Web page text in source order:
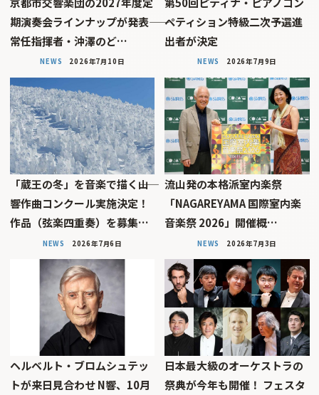
期演奏会ラインナップが発表――
常任指揮者・沖澤のど…
NEWS 2026年7月10日
ペティション特級二次予選進
出者が決定
NEWS 2026年7月9日
「蔵王の冬」を音楽で描く――山
響作曲コンクール実施決定！
作品（弦楽四重奏）を募集…
NEWS 2026年7月6日
流山発の本格派室内楽祭
「NAGAREYAMA 国際室内楽
音楽祭 2026」開催概…
NEWS 2026年7月3日
ヘルベルト・ブロムシュテッ
トが来日見合わせ N響、10月
日本最大級のオーケストラの
祭典が今年も開催！ フェスタ